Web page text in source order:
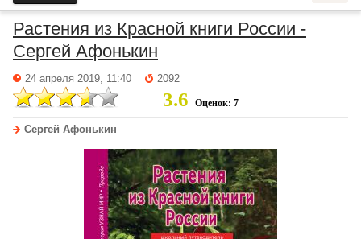
Растения из Красной книги России -
Сергей Афонькин
24 апреля 2019, 11:40 2092
3.6 Оценок: 7
Сергей Афонькин